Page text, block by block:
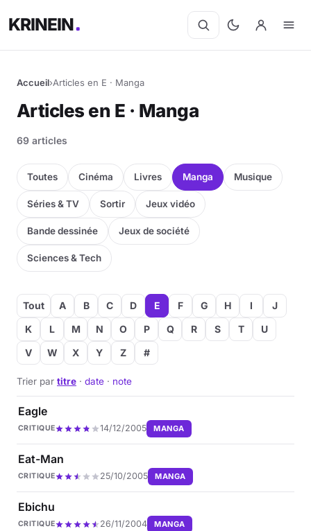
KRINEIN
Accueil›Articles en E · Manga
Articles en E · Manga
69 articles
Toutes Cinéma Livres Manga Musique
Séries & TV Sortir Jeux vidéo
Bande dessinée Jeux de société
Sciences & Tech
Tout A B C D E F G H I
J
K
L M N O P Q R S T
U
V
W X Y Z #
Trier par titre · date · note
Eagle
CRITIQUE 14/12/2005 MANGA
Eat-Man
CRITIQUE 25/10/2005 MANGA
Ebichu
CRITIQUE 26/11/2004 MANGA